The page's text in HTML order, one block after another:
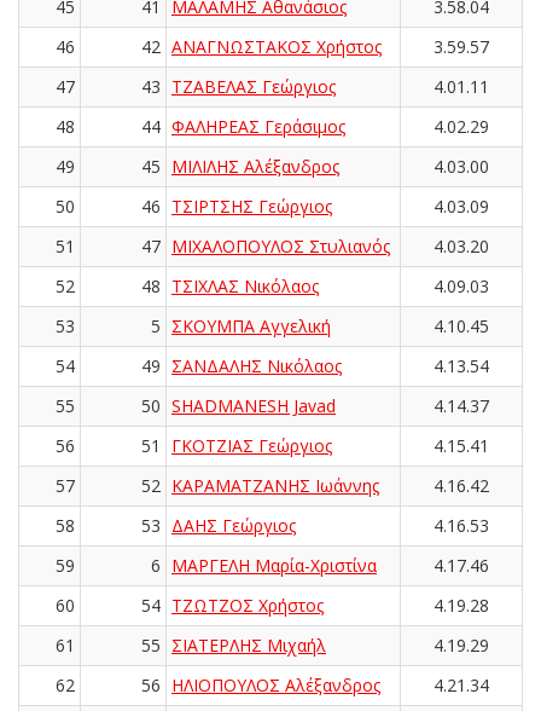
45 41 ΜΑΛΑΜΗΣ Αθανάσιος
3.58.04
46
42 ΑΝΑΓΝΩΣΤΑΚΟΣ Χρήστος
3.59.57
47
43 ΤΖΑΒΕΛΑΣ Γεώργιος
4.01.11
48
44 ΦΑΛΗΡΕΑΣ Γεράσιμος
4.02.29
49
45 ΜΙΛΙΛΗΣ Αλέξανδρος
4.03.00
50
46 ΤΣΙΡΤΣΗΣ Γεώργιος
4.03.09
51
47 ΜΙΧΑΛΟΠΟΥΛΟΣ Στυλιανός
4.03.20
52
48 ΤΣΙΧΛΑΣ Νικόλαος
4.09.03
53
5 ΣΚΟΥΜΠΑ Αγγελική
4.10.45
54
49 ΣΑΝΔΑΛΗΣ Νικόλαος
4.13.54
55
50 SHADMANESH Javad
4.14.37
56
51 ΓΚΟΤΖΙΑΣ Γεώργιος
4.15.41
57
52 ΚΑΡΑΜΑΤΖΑΝΗΣ Ιωάννης
4.16.42
58
53 ΔΑΗΣ Γεώργιος
4.16.53
59
6 ΜΑΡΓΕΛΗ Μαρία-Χριστίνα
4.17.46
60
54 ΤΖΩΤΖΟΣ Χρήστος
4.19.28
61
55 ΣΙΑΤΕΡΛΗΣ Μιχαήλ
4.19.29
62
56 ΗΛΙΟΠΟΥΛΟΣ Αλέξανδρος
4.21.34